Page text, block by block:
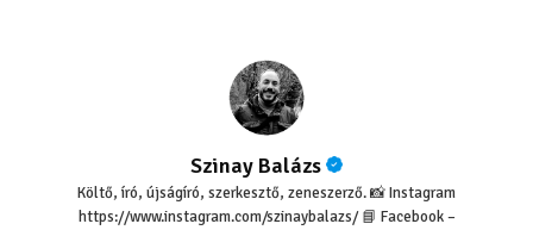
Szinay Balázs
Költő, író, újságíró, szerkesztő, zeneszerző. 📸 Instagram
https://www.instagram.com/szinaybalazs/ 📘 Facebook –